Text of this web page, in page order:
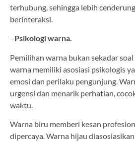
terhubung, sehingga lebih
berinteraksi.
–Psikologi warna.
Pemilihan warna bukan sekadar
warna memiliki asosiasi psikologis
emosi dan perilaku pengunjung.
urgensi dan menarik perhatian,
waktu.
Warna biru memberi kesan
dipercaya. Warna hijau